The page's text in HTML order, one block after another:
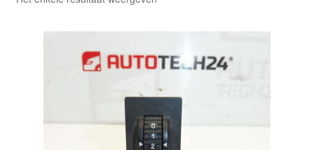
Levering